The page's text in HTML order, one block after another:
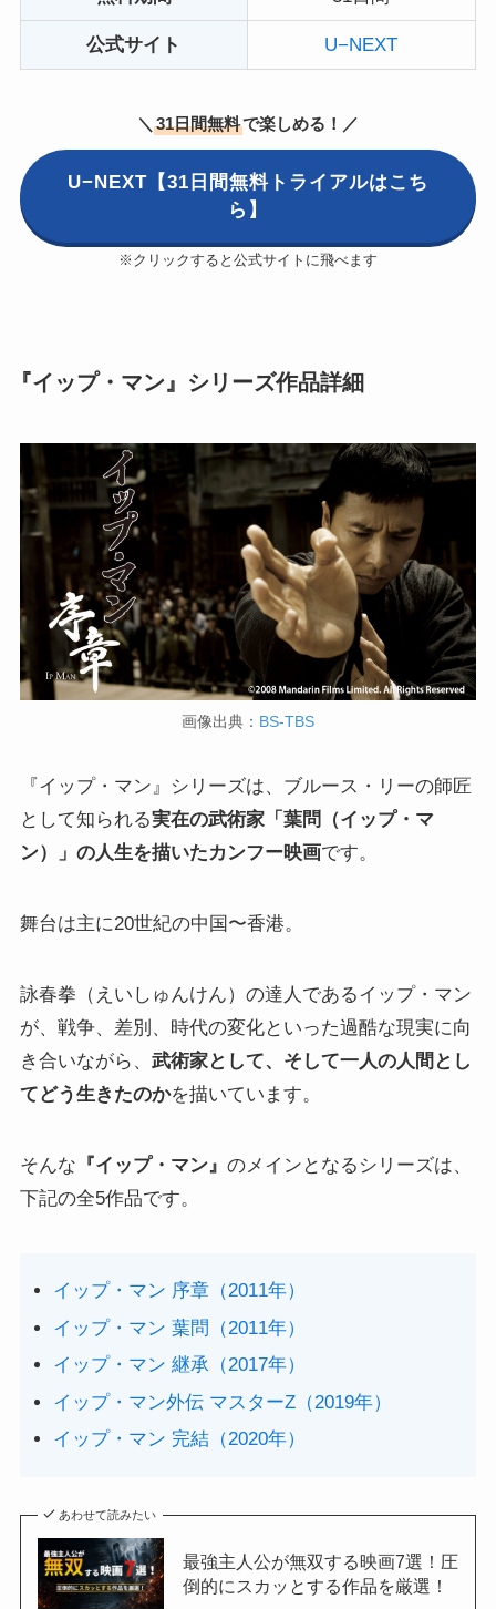
公式サイト U−NEXT
＼ 31日間無料で楽しめる！／
U−NEXT【31日間無料トライアルはこち
ら】
※クリックすると公式サイトに飛べます
『イップ・マン』シリーズ作品詳細
画像出典： BS-TBS
『イップ・マン』シリーズは、ブルース・リーの師匠
として知られる実在の武術家「葉問（イップ・マ
ン）」の人生を描いたカンフー映画です。
舞台は主に20世紀の中国〜香港。
詠春拳（えいしゅんけん）の達人であるイップ・マン
が、戦争、差別、時代の変化といった過酷な現実に向
き合いながら、 武術家として、そして一人の人間とし
てどう生きたのかを描いています。
そんな 『イップ・マン』 のメインとなるシリーズは、
下記の全5作品です。
イップ・マン 序章（2011年）
イップ・マン 葉問（2011年）
イップ・マン 継承（2017年）
イップ・マン外伝 マスターZ（2019年）
イップ・マン 完結（2020年）
あわせて読みたい
最強主人公が無双する映画7選！圧
倒的にスカッとする作品を厳選！